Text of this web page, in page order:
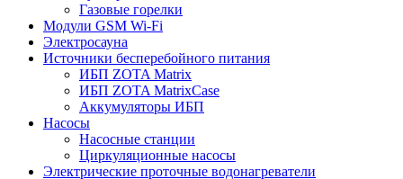
Газовые горелки
Модули GSM Wi-Fi
Электросауна
Источники бесперебойного питания
ИБП ZOTA Matrix
ИБП ZOTA MatrixCase
Аккумуляторы ИБП
Насосы
Насосные станции
Циркуляционные насосы
Электрические проточные водонагреватели